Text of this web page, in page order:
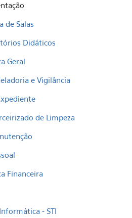
de Salas
Didáticos
Geral
e Vigilância
de Limpeza
Financeira
- STI